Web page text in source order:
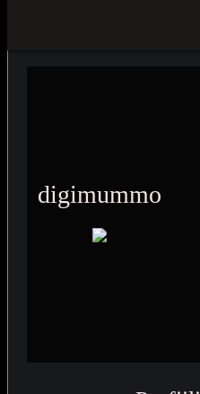
digimummo